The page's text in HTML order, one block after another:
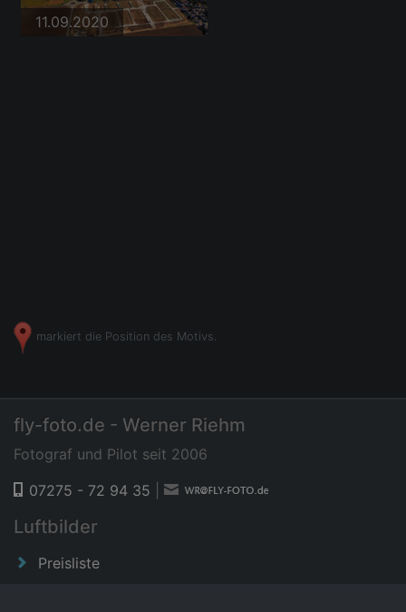
11.09.2020
markiert die Position des Motivs.
fly-foto.de - Werner Riehm
Fotograf und Pilot seit 2006
07275 - 72 94 35
Luftbilder
Preisliste